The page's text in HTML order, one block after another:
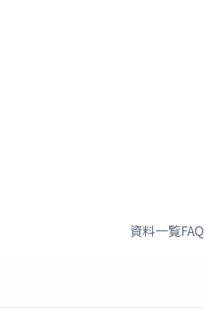
資料一覧FAQ